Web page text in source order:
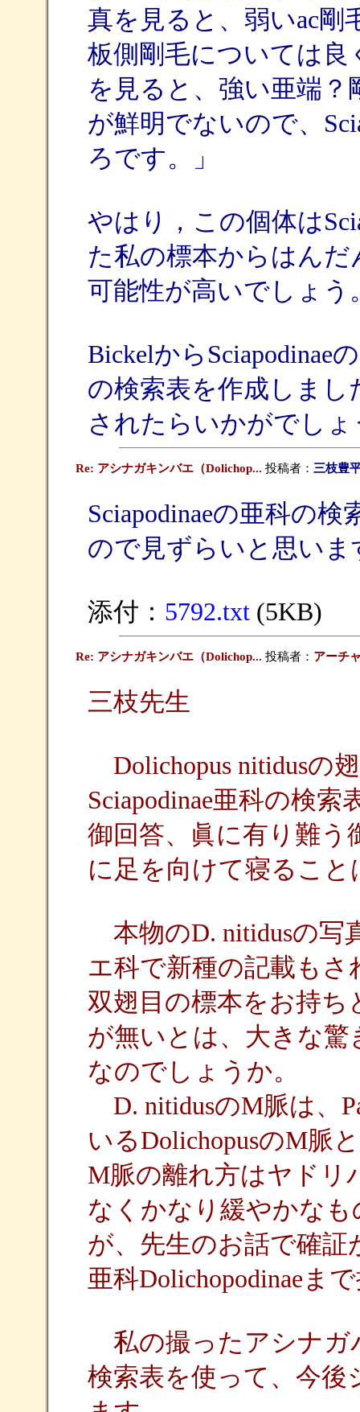
真を見ると、弱いac剛
板側剛毛については良
を見ると、強い亜端
が鮮明でないので、
ろです。」
やはり，この個体は
た私の標本からはんだ
可能性が高いでしょう
BickelからSciapodinae
の検索表を作成しま
されたらいかがでしょ
Re: アシナガキンバエ（Dolichop... 投稿者： 三枝豊
Sciapodinaeの亜科の
ので見ずらいと思いま
添付： 5792.txt(5KB)
Re: アシナガキンバエ（Dolichop... 投稿者： アーチ
三枝先生
Dolichopus nitidusの
Sciapodinae亜科の検
御回答、眞に有り難う
に足を向けて寝るこ
本物のD. nitidusの写
エ科で新種の記載も
双翅目の標本をお持ち
が無いとは、大きな驚
なのでしょうか。
D. nitidusのM脈は、
いるDolichopusのM脈
M脈の離れ方はヤドリ
なくかなり緩やかな
が、先生のお話で確
亜科Dolichopodinaeま
私の撮ったアシナガ
検索表を使って、今